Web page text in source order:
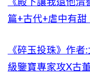
篇+古代+虐中有甜
《碎玉投珠》作
級鑒寶專家攻X古